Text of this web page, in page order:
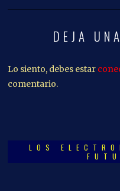
DEJA
Lo siento, debes estar
comentario.
LOS